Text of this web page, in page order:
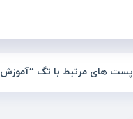
پست های مرتبط با تگ “آموزش php”